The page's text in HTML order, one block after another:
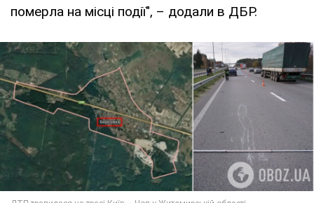
померла на місці події", – додали в ДБР.